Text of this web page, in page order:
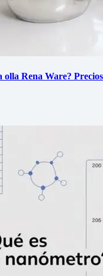
olla Rena Ware?